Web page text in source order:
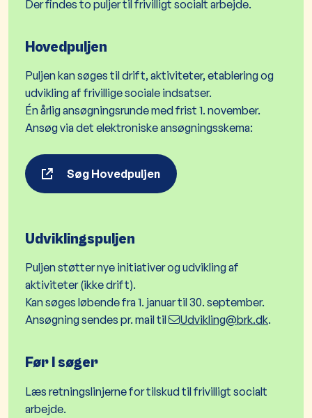
Der findes to puljer til frivilligt socialt arbejde.
Hovedpuljen
Puljen kan søges til drift, aktiviteter, etablering og
udvikling af frivillige sociale indsatser.
Én årlig ansøgningsrunde med frist 1. november.
Ansøg via det elektroniske ansøgningsskema:
Søg Hovedpuljen
Udviklingspuljen
Puljen støtter nye initiativer og udvikling af
aktiviteter (ikke drift).
Kan søges løbende fra 1. januar til 30. september.
Ansøgning sendes pr. mail til
Udvikling@brk.dk.
Før I søger
Læs retningslinjerne for tilskud til frivilligt socialt
arbejde.